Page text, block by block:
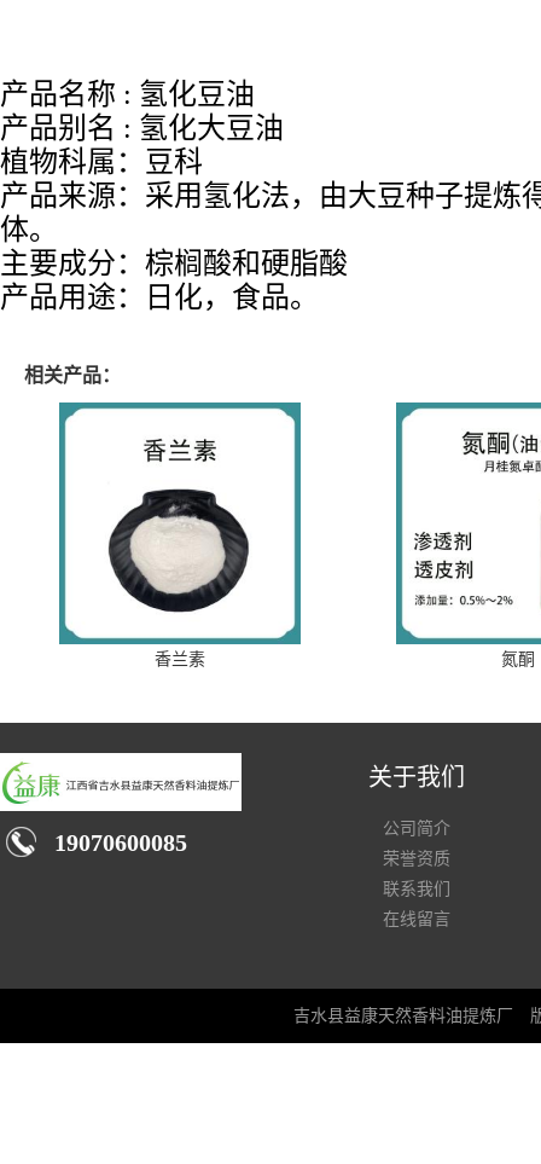
产品名称 : 氢化豆油
产品别名 : 氢化大豆油
植物科属：豆科
产品来源：采用氢化法，由大豆种子提炼
体。
主要成分：棕榈酸和硬脂酸
产品用途：日化，食品。
相关产品：
香兰素 氮酮
19070600085
关于我们
公司简介
荣誉资质
联系我们
在线留言
吉水县益康天然香料油提炼厂